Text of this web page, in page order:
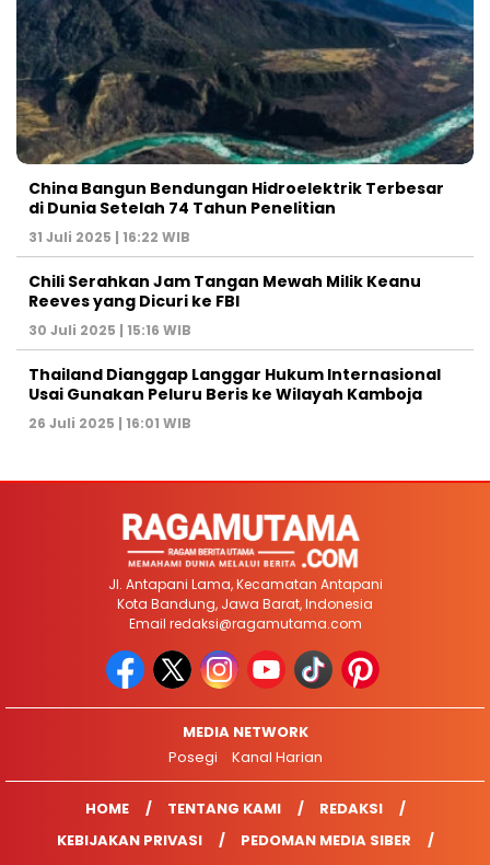
China Bangun Bendungan Hidroelektrik Terbesar
di Dunia Setelah 74 Tahun Penelitian
31 Juli 2025 | 16:22 WIB
Chili Serahkan Jam Tangan Mewah Milik Keanu
Reeves yang Dicuri ke FBI
30 Juli 2025 | 15:16 WIB
Thailand Dianggap Langgar Hukum Internasional
Usai Gunakan Peluru Beris ke Wilayah Kamboja
26 Juli 2025 | 16:01 WIB
Jl. Antapani Lama, Kecamatan Antapani
Kota Bandung, Jawa Barat, Indonesia
Email redaksi@ragamutama.com
MEDIA NETWORK
Posegi
Kanal Harian
HOME TENTANG KAMI
REDAKSI
KEBIJAKAN PRIVASI
PEDOMAN MEDIA SIBER